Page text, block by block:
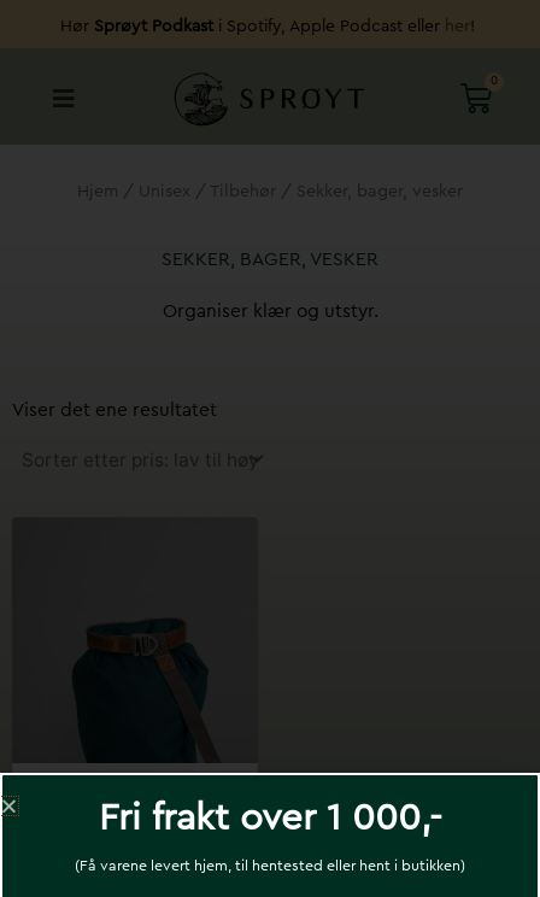
innholdet
Hør Sprøyt Podkast i Spotify, Apple Podcast eller her!
0
Hjem / Unisex / Tilbehør / Sekker, bager, vesker
SEKKER, BAGER, VESKER
Organiser klær og utstyr.
Viser det ene resultatet
Pakksekk – Medium
10L – Steinkauz
kr949
Fri frakt over 1 000,-
(Få varene levert hjem, til hentested eller hent i butikken)